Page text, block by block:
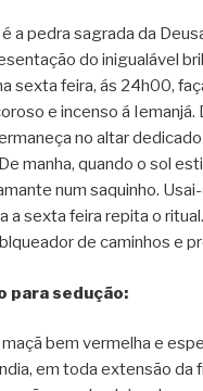
a pedra sagrada da
do inigualável
sexta feira, ás 24h00,
e incenso á Iemanjá.
no altar
manha, quando o sol
num saquinho.
a sexta feira repita o
de caminhos e
para sedução:
bem vermelha e
em toda extensão da